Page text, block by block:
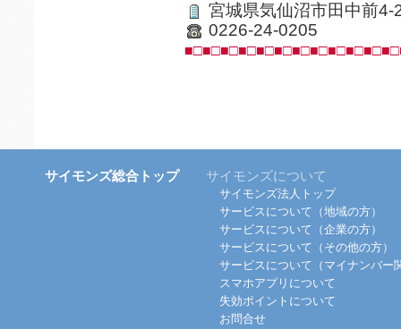
宮城県気仙沼市田中前4-
0226-24-0205
サイモンズ総合トップ サイモンズについて
サイモンズ法人トップ
サービスについて（地域の方）
サービスについて（企業の方）
サービスについて（その他の方）
サービスについて（マイナンバー
スマホアプリについて
失効ポイントについて
お問合せ